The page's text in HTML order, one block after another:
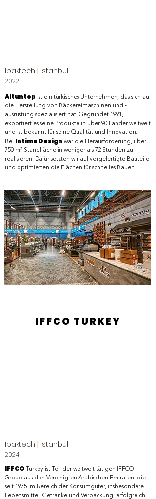
Ibaktech | Istanbul
2022
Altuntop ist ein türkisches Unternehmen, das sich auf
die Herstellung von Bäckereimaschinen und -
ausrüstung spezialisiert hat. Gegründet 1991,
exportiert es seine Produkte in über 90 Länder weltweit
und ist bekannt für seine Qualität und Innovation.​​
Bei Intime Design war die Herausforderung, über
750 m² Standfläche in weniger als 72 Stunden zu
realisieren. Dafür setzten wir auf vorgefertigte Bauteile
und optimierten die Flächen für schnelles Bauen.
IFFCO TURKEY
Ibaktech | Istanbul
2024
IFFCO Turkey ist Teil der weltweit tätigen IFFCO
Group aus den Vereinigten Arabischen Emiraten, die
seit 1975 im Bereich der Konsumgüter, insbesondere
Lebensmittel, Getränke und Verpackung, erfolgreich